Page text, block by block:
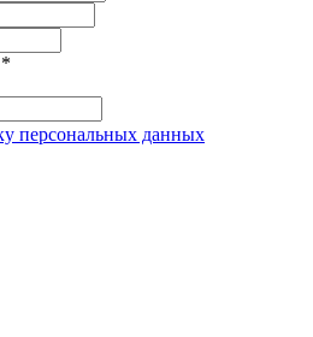
*
персональных данных